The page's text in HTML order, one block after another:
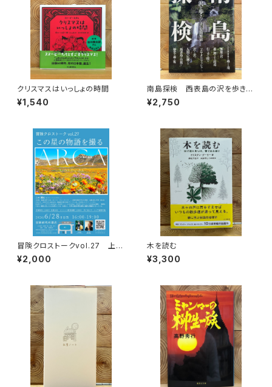
クリスマスはいっしょの時間
¥1,540
南島探検 西表島の沢を歩きつ
くす
¥2,750
冒険クロストークvol.27 上田
優紀「この星の物語を撮る」録画
視聴権
¥2,000
木を読む
¥3,300